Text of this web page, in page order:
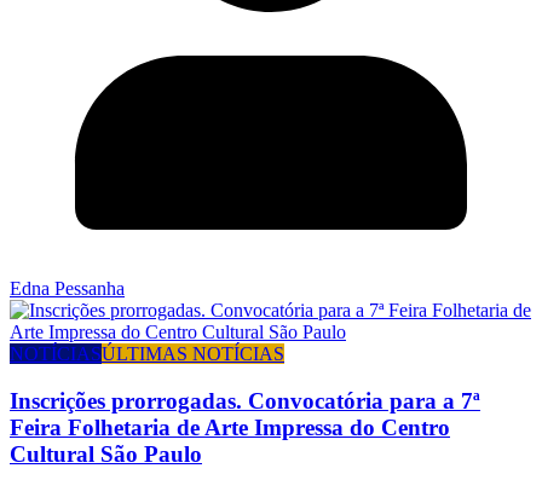
Edna Pessanha
NOTÍCIASÚLTIMAS NOTÍCIAS
Inscrições prorrogadas. Convocatória para a 7ª
Feira Folhetaria de Arte Impressa do Centro
Cultural São Paulo